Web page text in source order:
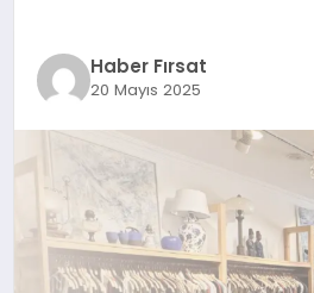
EKONOMİ
MAGAZİN
EĞİTİM
DÜNYA
Haber Fırsat
20 Mayıs 2025